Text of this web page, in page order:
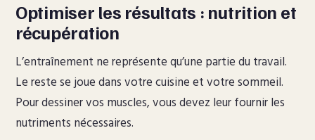
Optimiser les résultats : nutrition et
récupération
L’entraînement ne représente qu’une partie du travail.
Le reste se joue dans votre cuisine et votre sommeil.
Pour dessiner vos muscles, vous devez leur fournir les
nutriments nécessaires.